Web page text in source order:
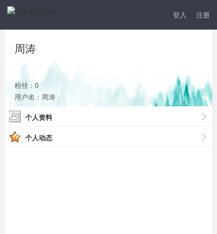
登入 注册
周涛
粉丝：0
用户名：周涛
个人资料
个人动态